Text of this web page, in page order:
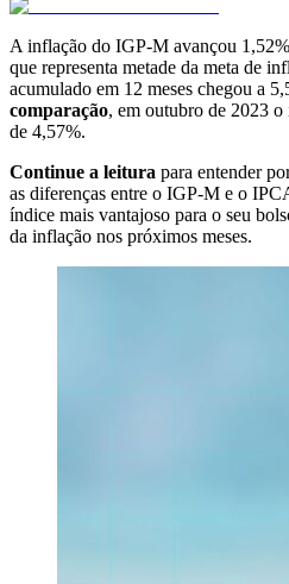
A inflação do IGP-M avançou
que representa metade da meta de
acumulado em 12 meses chegou a
comparação, em outubro de 2023
de 4,57%.
Continue a leitura para entender
as diferenças entre o IGP-M e o
índice mais vantajoso para o seu
da inflação nos próximos meses.